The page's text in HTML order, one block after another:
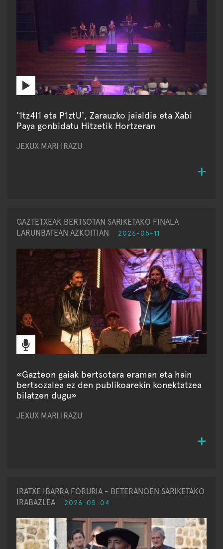
'1tz4l1 eta P1ztU', Zarauzko jaialdia eta Xabi
Paya gonbidatu Hitzetik Hortzeran
JEXUX MARI IRAZU
GAZTETXEAK BERTSOTAN SARIKETAKO FINALA
LARUNBATEAN AZKOITIAN
2026-05-11
«Gazteon gaiak bertsotara eraman eta hain
bertsozalea ez den publikoarekin konektatzea
bilatzen dugu»
JEXUX MARI IRAZU
IRATXE IBARRA FORURIA - BETERANOEN SARIKETAKO
IRABAZLEA
2026-05-04